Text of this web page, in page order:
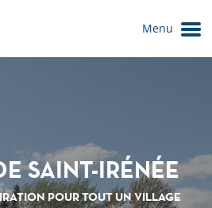
Menu
SAINT-IRÉNÉE
POUR TOUT UN VILLAGE